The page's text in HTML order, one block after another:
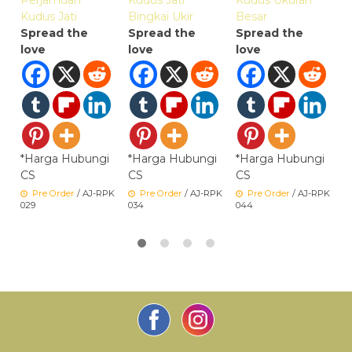
Kudus Jati
Spread the
love
*Harga Hubungi
CS
Pre Order / AJ-RPK
029
Bingkai Ukir
Spread the
love
*Harga Hubungi
CS
Pre Order / AJ-RPK
034
Besar
Spread the
love
*Harga Hubungi
CS
Pre Order / AJ-RPK
044